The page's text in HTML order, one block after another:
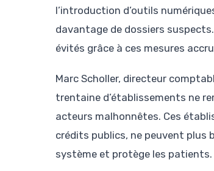
l’introduction d’outils
davantage de dossiers
évités grâce à ces mesures
Marc Scholler, directeur
trentaine d’établissements ne
acteurs malhonnêtes. Ces
crédits publics, ne peuvent plus
système et protège les patients.